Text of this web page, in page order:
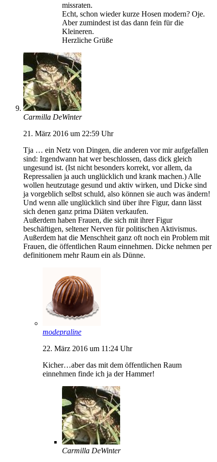
missraten.
Echt, schon wieder kurze Hosen modern? Oje.
Aber zumindest ist das dann fein für die
Kleineren.
Herzliche Grüße
Carmilla DeWinter
21. März 2016 um 22:59 Uhr
Tja … ein Netz von Dingen, die anderen vor mir aufgefallen
sind: Irgendwann hat wer beschlossen, dass dick gleich
ungesund ist. (Ist nicht besonders korrekt, vor allem, da
Repressalien ja auch unglücklich und krank machen.) Alle
wollen heutzutage gesund und aktiv wirken, und Dicke sind
ja vorgeblich selbst schuld, also können sie auch was ändern!
Und wenn alle unglücklich sind über ihre Figur, dann lässt
sich denen ganz prima Diäten verkaufen.
Außerdem haben Frauen, die sich mit ihrer Figur
beschäftigen, seltener Nerven für politischen Aktivismus.
Außerdem hat die Menschheit ganz oft noch ein Problem mit
Frauen, die öffentlichen Raum einnehmen. Dicke nehmen per
definitionem mehr Raum ein als Dünne.
modepraline
22. März 2016 um 11:24 Uhr
Kicher…aber das mit dem öffentlichen Raum
einnehmen finde ich ja der Hammer!
Carmilla DeWinter